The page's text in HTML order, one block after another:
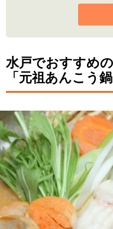
水戸でおすすめ
「元祖あんこう鍋